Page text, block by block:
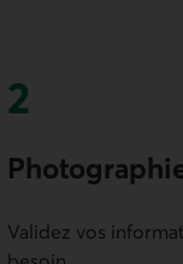
Deuxième
Validez vos